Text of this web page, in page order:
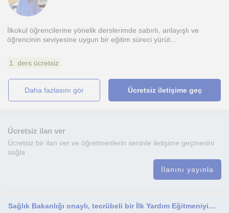
İlkokul öğrencilerine yönelik derslerimde sabırlı, anlayışlı ve
öğrencinin seviyesine uygun bir eğitim süreci yürüt...
1. ders ücretsiz
daha fazlasını gör Ücretsiz iletişime geç
Ücretsiz ilan ver
Ücretsiz bir ilan ver ve öğretmenlerin seninle iletişime geçmesini
sağla
İlanını yayınla
Sağlık Bakanlığı onaylı, tecrübeli bir İlk Yardım Eğitmeniyim. Ayrıca Türkçe dersi için devlet okullarında hizmet verdim